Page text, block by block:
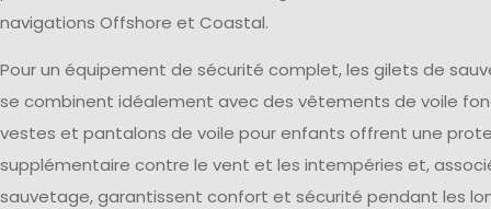
navigations Offshore et Coastal.
Pour un équipement de sécurité complet, les gilets de
se combinent idéalement avec des vêtements de voile
vestes et pantalons de voile pour enfants offrent une
supplémentaire contre le vent et les intempéries et,
sauvetage, garantissent confort et sécurité pendant les